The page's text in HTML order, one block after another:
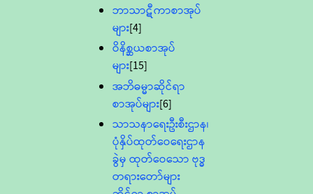
ဘာသာဋီကာစာအုပ်
များ[4]
ဝိနိစ္ဆယစာအုပ်
များ[15]
အဘိဓမ္မာဆိုင်ရာ
စာအုပ်များ[6]
သာသနာရေးဦးစီးဌာန၊
ပုံနှိပ်ထုတ်ဝေရေးဌာန
ခွဲမှ ထုတ်ဝေသော ဗုဒ္ဓ
တရားတော်များ